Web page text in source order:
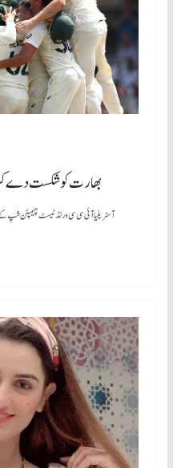
بھارت کو شکست دے کر
آسٹریلیا آئی سی سی ورلڈ ٹیسٹ چیمپئن شپ